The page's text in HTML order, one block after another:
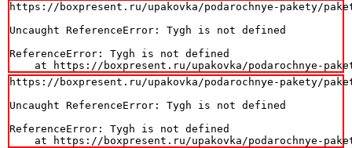
https://boxpresent.ru/upakovka/podarochnye-pakety/
Uncaught ReferenceError: Tygh is not defined
ReferenceError: Tygh is not defined
at https://boxpresent.ru/upakovka/podarochnye-
https://boxpresent.ru/upakovka/podarochnye-pakety/
Uncaught ReferenceError: Tygh is not defined
ReferenceError: Tygh is not defined
at https://boxpresent.ru/upakovka/podarochnye-